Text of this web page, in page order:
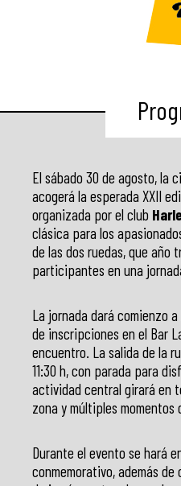
El sábado 30 de agosto, la
acogerá la esperada XXII
organizada por el club
clásica para los
de las dos ruedas, que año
participantes en una
La jornada dará comienzo
de inscripciones en el Bar
encuentro. La salida de la
11:30 h, con parada para
actividad central girará en
zona y múltiples
Durante el evento se hará
conmemorativo, además